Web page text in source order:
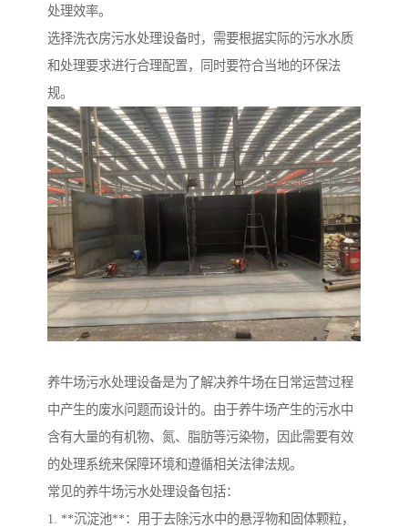
处理效率。
选择洗衣房污水处理设备时，需要根据实际的污水水质
和处理要求进行合理配置，同时要符合当地的环保法
规。
养牛场污水处理设备是为了解决养牛场在日常运营过程
中产生的废水问题而设计的。由于养牛场产生的污水中
含有大量的有机物、氮、脂肪等污染物，因此需要有效
的处理系统来保障环境和遵循相关法律法规。
常见的养牛场污水处理设备包括：
1. **沉淀池**：用于去除污水中的悬浮物和固体颗粒，